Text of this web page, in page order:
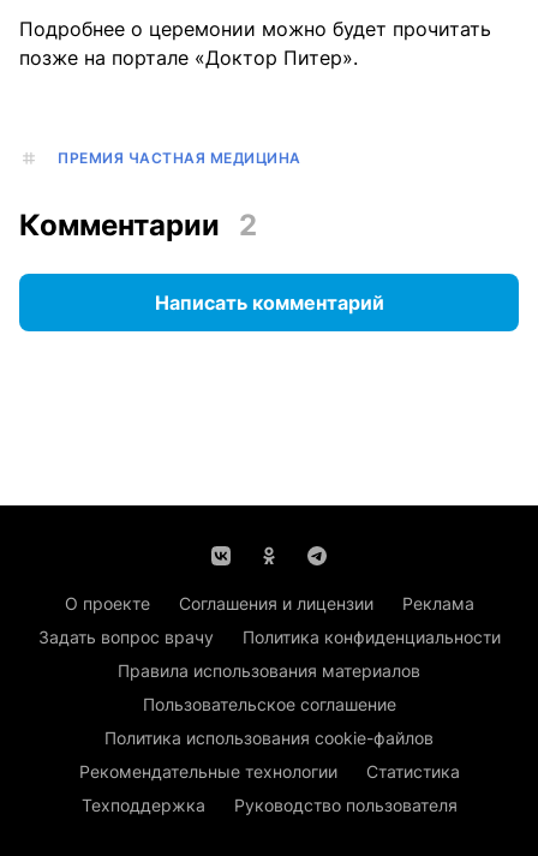
Подробнее о церемонии можно будет прочитать
позже на портале «Доктор Питер».
ПРЕМИЯ ЧАСТНАЯ МЕДИЦИНА
Комментарии 2
Написать комментарий
О проекте Соглашения и лицензии
Реклама
Задать вопрос врачу
Политика конфиденциальности
Правила использования материалов
Пользовательское соглашение
Политика использования cookie-файлов
Рекомендательные технологии
Статистика
Техподдержка
Руководство пользователя